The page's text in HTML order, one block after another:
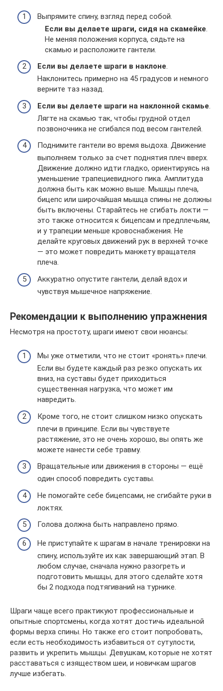
Выпрямите спину, взгляд перед собой.
Если вы делаете шраги, сидя на скамейке
Не меняя положения корпуса, сядьте на
скамью и расположите гантели.
Если вы делаете шраги в наклоне.
Наклонитесь примерно на 45 градусов и немного
верните таз назад.
Если вы делаете шраги на наклонной скамье
Лягте на скамью так, чтобы грудной отдел
позвоночника не сгибался под весом гантелей.
Поднимите гантели во время выдоха. Движение
выполняем только за счет поднятия плеч вверх.
Движение должно идти гладко, ориентируясь на
уменьшение трапециевидного пика. Амплитуда
должна быть как можно выше. Мышцы плеча,
бицепс или широчайшая мышца спины не должны
быть включены. Старайтесь не сгибать локти —
это также относится к бицепсам и предплечьям,
и у трапеции меньше кровоснабжения. Не
делайте круговых движений рук в верхней точке
— это может повредить манжету вращателя
плеча.
Аккуратно опустите гантели, делай вдох и
чувствуя мышечное напряжение.
Рекомендации к выполнению упражнения
Несмотря на простоту, шраги имеют свои нюансы:
Мы уже отметили, что не стоит «ронять» плечи.
Если вы будете каждый раз резко опускать их
вниз, на суставы будет приходиться
существенная нагрузка, что может им
навредить.
Кроме того, не стоит слишком низко опускать
плечи в принципе. Если вы чувствуете
растяжение, это не очень хорошо, вы опять же
можете нанести себе травму.
Вращательные или движения в стороны — ещё
один способ повредить суставы.
Не помогайте себе бицепсами, не сгибайте руки в
локтях.
Голова должна быть направлено прямо.
Не приступайте к шрагам в начале тренировки на
спину, используйте их как завершающий этап. В
любом случае, сначала нужно разогреть и
подготовить мышцы, для этого сделайте хотя
бы 2 подхода подтягиваний на турнике.
Шраги чаще всего практикуют профессиональные и
опытные спортсмены, когда хотят достичь идеальной
формы верха спины. Но также его стоит попробовать,
если есть необходимость избавиться от сутулости,
развить и укрепить мышцы. Девушкам, которые не хотят
расставаться с изяществом шеи, и новичкам шрагов
лучше избегать.